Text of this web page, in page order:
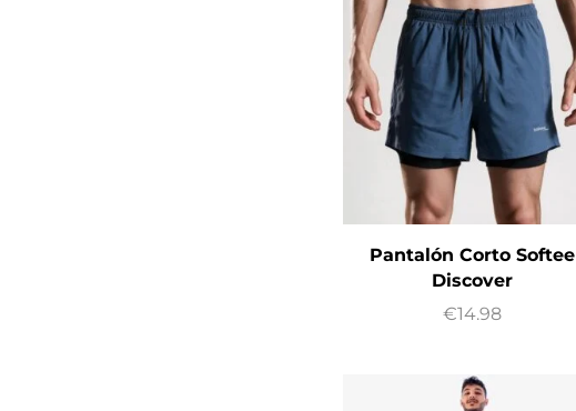
Pantalón Corto Softee
Discover
€14.98